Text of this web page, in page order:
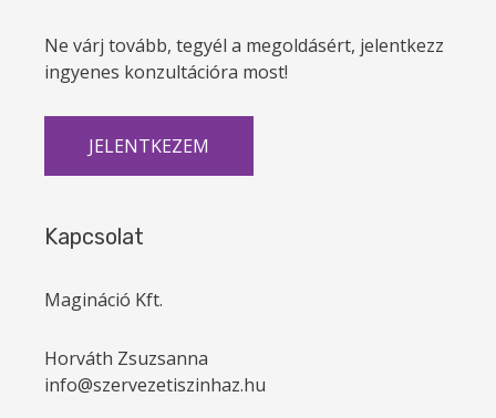
Ne várj tovább, tegyél a megoldásért, jelentkezz
ingyenes konzultációra most!
JELENTKEZEM
Kapcsolat
Magináció Kft.
Horváth Zsuzsanna
info@szervezetiszinhaz.hu